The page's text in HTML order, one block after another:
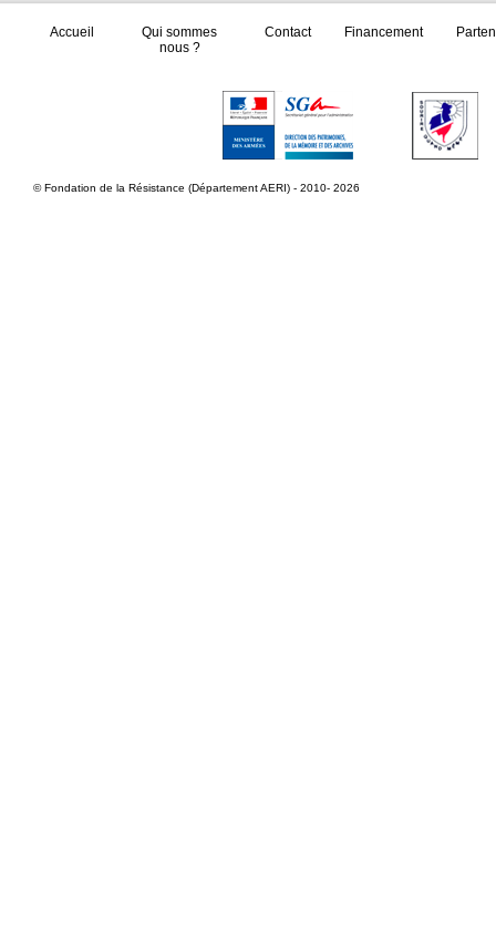
Accueil
Qui sommes
nous ?
Contact Financement
© Fondation de la Résistance (Département AERI) - 2010- 2026